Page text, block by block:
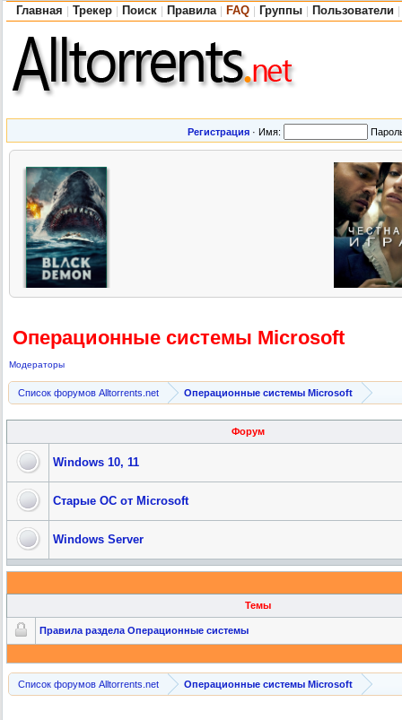
Главная Трекер Поиск Правила FAQ Группы Пользователи
Регистрация · Имя:
Операционные системы Microsoft
Модераторы
Список форумов Alltorrents.net Операционные системы Microsoft
Форум
Windows 10, 11
Старые ОС от Microsoft
Windows Server
Темы
Правила раздела Операционные ​ системы
Список форумов Alltorrents.net Операционные системы Microsoft